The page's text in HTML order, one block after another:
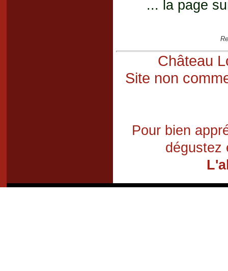
... la page
Château
Site non
Pour bien
dégustez